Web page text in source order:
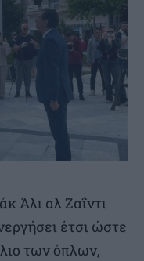
Άλι αλ Ζαΐντι
έτσι ώστε
των όπλων,